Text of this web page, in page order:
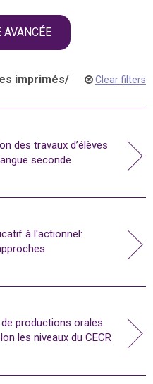
AVANCÉE
imprimés/
Clear filters
des travaux d’élèves
seconde
à l'actionnel:
productions orales
les niveaux du CECR